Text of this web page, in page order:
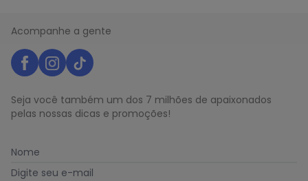
Acompanhe a gente
Seja você também um dos 7 milhões de apaixonados
pelas nossas dicas e promoções!
Nome
Digite seu e-mail